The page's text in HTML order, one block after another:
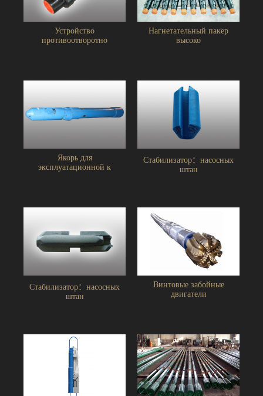
Устройство
противоотворотно
Нагнетательный пакер
высоко
Якорь для
эксплуатационной к
Стабилизатор：насосных
штан
Стабилизатор：насосных
штан
Винтовые забойные
двигатели